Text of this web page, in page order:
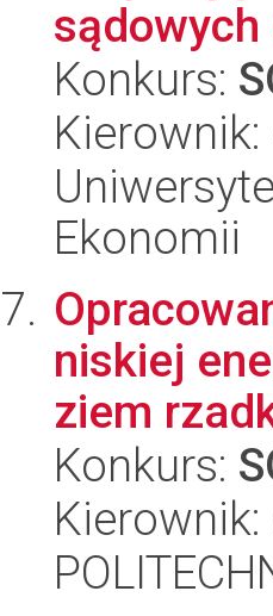
Konkurs:
Ekonomii
niskiej
ziem
Konkurs: